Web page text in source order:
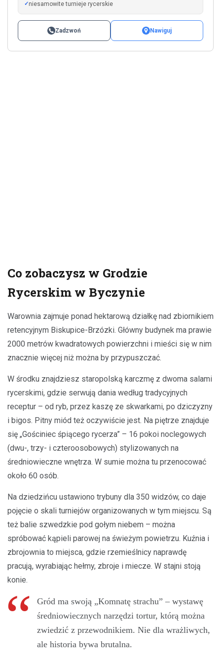
niesamowite turnieje rycerskie
Zadzwoń Nawiguj
Co zobaczysz w Grodzie
Rycerskim w Byczynie
Warownia zajmuje ponad hektarową działkę nad zbiornikiem
retencyjnym Biskupice-Brzózki. Główny budynek ma prawie
2000 metrów kwadratowych powierzchni i mieści się w nim
znacznie więcej niż można by przypuszczać.
W środku znajdziesz staropolską karczmę z dwoma salami
rycerskimi, gdzie serwują dania według tradycyjnych
receptur – od ryb, przez kaszę ze skwarkami, po dziczyzny
i bigos. Pitny miód też oczywiście jest. Na piętrze znajduje
się „Gościniec śpiącego rycerza” – 16 pokoi noclegowych
(dwu-, trzy- i czteroosobowych) stylizowanych na
średniowieczne wnętrza. W sumie można tu przenocować
około 60 osób.
Na dziedzińcu ustawiono trybuny dla 350 widzów, co daje
pojęcie o skali turniejów organizowanych w tym miejscu. Są
też balie szwedzkie pod gołym niebem – można
spróbować kąpieli parowej na świeżym powietrzu. Kuźnia i
zbrojownia to miejsca, gdzie rzemieślnicy naprawdę
pracują, wyrabiając hełmy, zbroje i miecze. W stajni stoją
konie.
Gród ma swoją „Komnatę strachu” – wystawę
średniowiecznych narzędzi tortur, którą można
zwiedzić z przewodnikiem. Nie dla wrażliwych,
ale historia bywa brutalna.